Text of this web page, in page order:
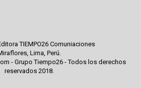
TIEMPO26 Comuniaciones
Lima, Perú.
- Grupo Tiempo26 - Todos los derechos
reservados 2018.